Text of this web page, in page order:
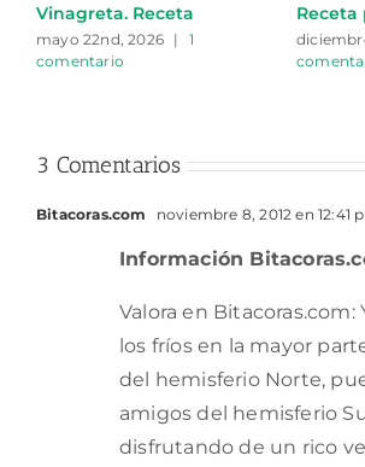
Vinagreta. Receta
mayo 22nd, 2026 |
1
comentario
Receta
3 Comentarios
Bitacoras.com noviembre 8, 2012 en 12:41
Información
Valora en Bitacoras.com:
los fríos en la mayor
del hemisferio Norte,
amigos del hemisferio
disfrutando de un rico